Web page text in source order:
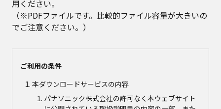
用ください。
（※PDFファイルです。比較的ファイル容量が大きいの
でご注意ください。）
ご利用の条件
本ダウンロードサービスの内容
パナソニック株式会社の許可なく本ウェブサイト